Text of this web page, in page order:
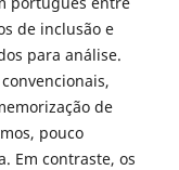
de inclusão e
para análise.
de
pouco
Em contraste, os